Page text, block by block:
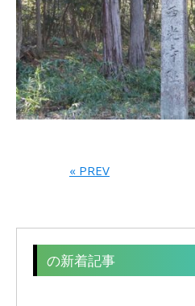
« PREV
の新着記事